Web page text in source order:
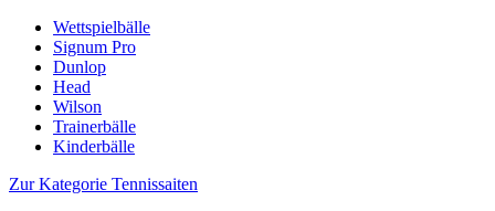
Wettspielbälle
Signum Pro
Dunlop
Head
Wilson
Trainerbälle
Kinderbälle
Zur Kategorie Tennissaiten